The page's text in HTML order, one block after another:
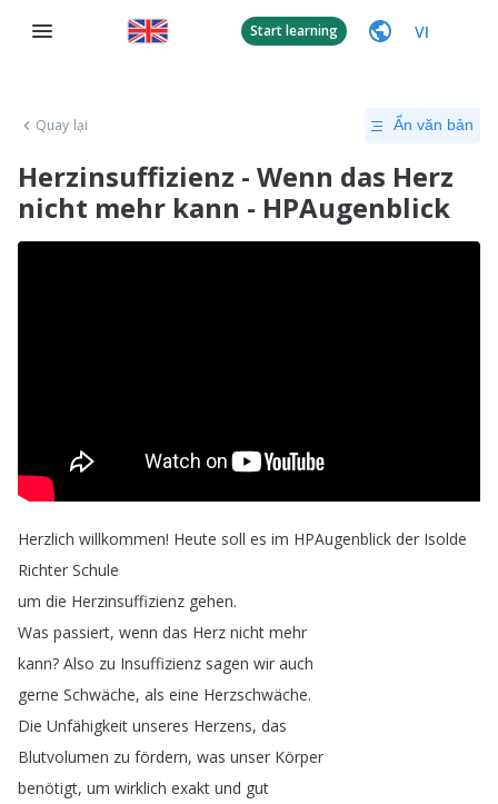
Start learning VI
Quay lại Ẩn văn bản
Herzinsuffizienz - Wenn das Herz
nicht mehr kann - HPAugenblick
Herzlich willkommen! Heute soll es im HPAugenblick der Isolde
Richter Schule
um die Herzinsuffizienz gehen.
Was passiert, wenn das Herz nicht mehr
kann? Also zu Insuffizienz sagen wir auch
gerne Schwäche, als eine Herzschwäche.
Die Unfähigkeit unseres Herzens, das
Blutvolumen zu fördern, was unser Körper
benötigt, um wirklich exakt und gut